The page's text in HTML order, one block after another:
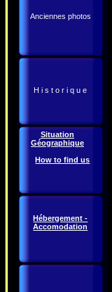
Anciennes photos
H i s t o r i q u e
Situation
Géographique
How to find us
Hébergement -
Accomodation